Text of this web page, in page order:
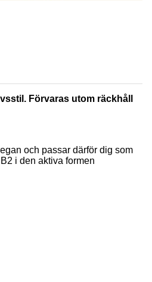
Förvaras utom räckhåll
och passar därför dig som
i den aktiva formen